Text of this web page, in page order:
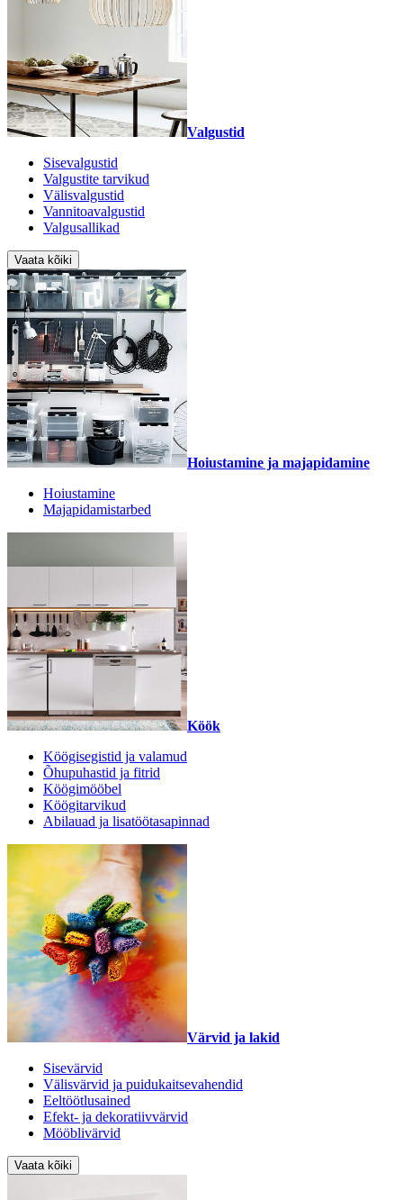
Valgustid
Sisevalgustid
Valgustite tarvikud
Välisvalgustid
Vannitoavalgustid
Valgusallikad
Vaata kõiki
Hoiustamine ja majapidamine
Hoiustamine
Majapidamistarbed
Köök
Köögisegistid ja valamud
Õhupuhastid ja fitrid
Köögimööbel
Köögitarvikud
Abilauad ja lisatöötasapinnad
Värvid ja lakid
Sisevärvid
Välisvärvid ja puidukaitsevahendid
Eeltöötlusained
Efekt- ja dekoratiivvärvid
Mööblivärvid
Vaata kõiki